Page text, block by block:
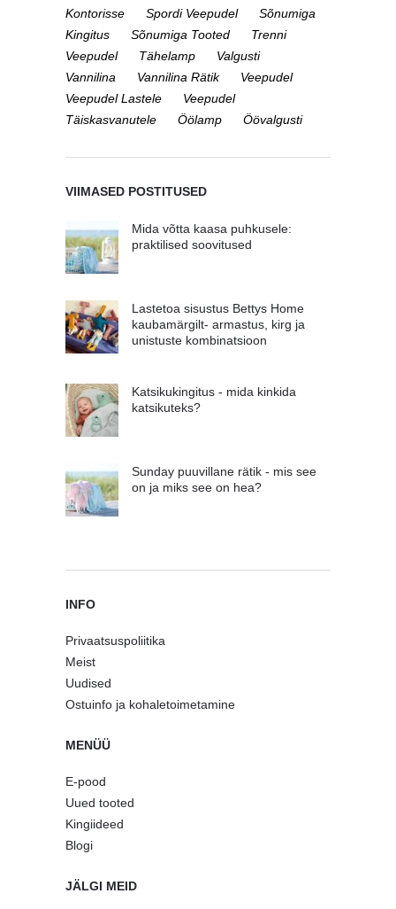
Kontorisse
Spordi Veepudel
Sõnumiga
Kingitus
Sõnumiga Tooted
Trenni
Veepudel
Tähelamp
Valgusti
Vannilina
Vannilina Rätik
Veepudel
Veepudel Lastele
Veepudel
Täiskasvanutele
Öölamp Öövalgusti
VIIMASED POSTITUSED
Mida võtta kaasa puhkusele:
praktilised soovitused
Lastetoa sisustus Bettys Home
kaubamärgilt- armastus, kirg ja
unistuste kombinatsioon
Katsikukingitus - mida kinkida
katsikuteks?
Sunday puuvillane rätik - mis see
on ja miks see on hea?
INFO
Privaatsuspoliitika
Meist
Uudised
Ostuinfo ja kohaletoimetamine
MENÜÜ
E-pood
Uued tooted
Kingiideed
Blogi
JÄLGI MEID